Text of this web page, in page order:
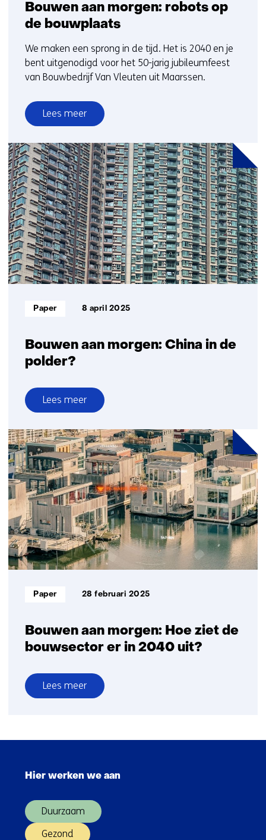
Bouwen aan morgen: robots op
de bouwplaats
We maken een sprong in de tijd. Het is 2040 en je
bent uitgenodigd voor het 50-jarig jubileumfeest
van Bouwbedrijf Van Vleuten uit Maarssen.
Lees meer
over
Bouwen
aan
morgen:
robots
op
de
bouwplaats
Bouwen aan morgen: China in de
polder?
Informatietype:
Paper 8 april 2025
Lees meer
over
Bouwen
aan
morgen:
China
in
de
polder?
Bouwen aan morgen: Hoe ziet de
bouwsector er in 2040 uit?
Informatietype:
Paper 28 februari 2025
Lees meer
over
morgen:
ziet
bouwsector
er
in
Hier werken we aan
Duurzaam
Gezond